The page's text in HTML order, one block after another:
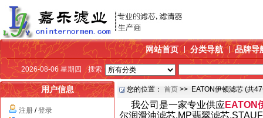
网站首页 分类导航 品牌导
2026-08-06 星期四 搜索
用户信息
注册 /登录
您的位置： 首页 >> EATON伊顿滤芯 (共
我公司是一家专业供应 EATON
尔润滑油滤芯,MP翡翠滤芯